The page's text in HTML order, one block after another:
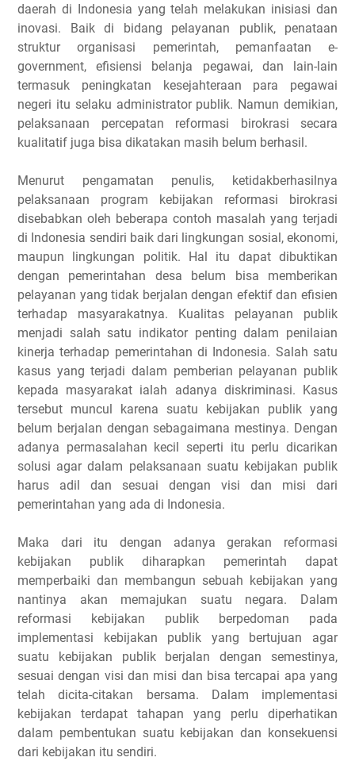
daerah di Indonesia yang telah melakukan inisiasi dan
inovasi. Baik di bidang pelayanan publik, penataan
struktur organisasi pemerintah, pemanfaatan e-
government, efisiensi belanja pegawai, dan lain-lain
termasuk peningkatan kesejahteraan para pegawai
negeri itu selaku administrator publik. Namun demikian,
pelaksanaan percepatan reformasi birokrasi secara
kualitatif juga bisa dikatakan masih belum berhasil.
Menurut pengamatan penulis, ketidakberhasilnya
pelaksanaan program kebijakan reformasi birokrasi
disebabkan oleh beberapa contoh masalah yang terjadi
di Indonesia sendiri baik dari lingkungan sosial, ekonomi,
maupun lingkungan politik. Hal itu dapat dibuktikan
dengan pemerintahan desa belum bisa memberikan
pelayanan yang tidak berjalan dengan efektif dan efisien
terhadap masyarakatnya. Kualitas pelayanan publik
menjadi salah satu indikator penting dalam penilaian
kinerja terhadap pemerintahan di Indonesia. Salah satu
kasus yang terjadi dalam pemberian pelayanan publik
kepada masyarakat ialah adanya diskriminasi. Kasus
tersebut muncul karena suatu kebijakan publik yang
belum berjalan dengan sebagaimana mestinya. Dengan
adanya permasalahan kecil seperti itu perlu dicarikan
solusi agar dalam pelaksanaan suatu kebijakan publik
harus adil dan sesuai dengan visi dan misi dari
pemerintahan yang ada di Indonesia.
Maka dari itu dengan adanya gerakan reformasi
kebijakan publik diharapkan pemerintah dapat
memperbaiki dan membangun sebuah kebijakan yang
nantinya akan memajukan suatu negara. Dalam
reformasi kebijakan publik berpedoman pada
implementasi kebijakan publik yang bertujuan agar
suatu kebijakan publik berjalan dengan semestinya,
sesuai dengan visi dan misi dan bisa tercapai apa yang
telah dicita-citakan bersama. Dalam implementasi
kebijakan terdapat tahapan yang perlu diperhatikan
dalam pembentukan suatu kebijakan dan konsekuensi
dari kebijakan itu sendiri.